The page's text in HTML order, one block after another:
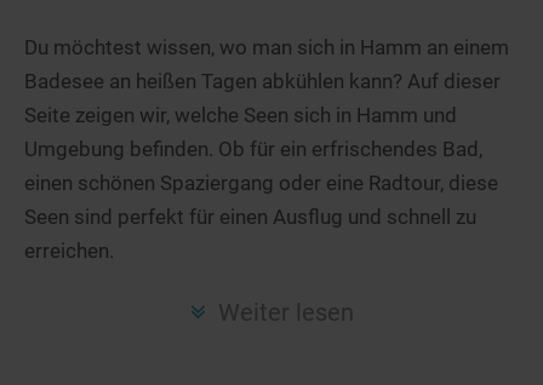
Stand Up Paddeling
Kitesurfen
Kanu- & Kajaktouren
Badeseen in Deutschland
Genuss pur
Wellness am See
Direkt am Wasser
Unterkünfte
Hotels am See
Ferienwohnungen
Hausboote
Camping
Ferienwohnungen
Hausboote
Camping am See
Top-Hotels
Top-Hotel Empfehlungen
Familienhotels
Finde Deinen See
Seen in Deiner Nähe
Seen in Deutschland
Seen in Europa
Strandbad-Verzeichnis
Überwachte Badestellen
Du möchtest wissen, wo man sich in Hamm an einem
Badesee an heißen Tagen abkühlen kann? Auf dieser
Seite zeigen wir, welche Seen sich in Hamm und
Umgebung befinden. Ob für ein erfrischendes Bad,
einen schönen Spaziergang oder eine Radtour, diese
Seen sind perfekt für einen Ausflug und schnell zu
erreichen.
Weiter lesen